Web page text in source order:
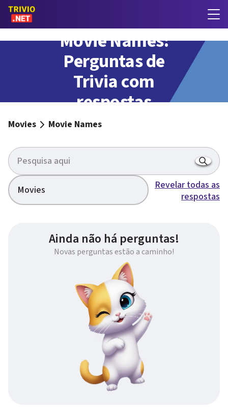
Movie Names:
Perguntas de
Trivia com
respostas
Movies Movie Names
Movies
Revelar todas as
respostas
Ainda não há perguntas!
Novas perguntas estão a caminho!